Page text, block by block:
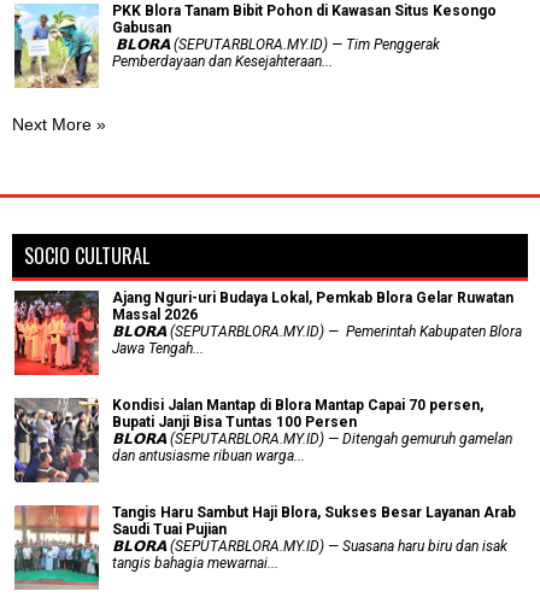
PKK Blora Tanam Bibit Pohon di Kawasan Situs Kesongo
Gabusan
‎ 𝗕𝗟𝗢𝗥𝗔 (SEPUTARBLORA.MY.ID) — Tim Penggerak
Pemberdayaan dan Kesejahteraan...
Next More »
SOCIO CULTURAL
Ajang Nguri-uri Budaya Lokal, Pemkab Blora Gelar Ruwatan
Massal 2026
𝗕𝗟𝗢𝗥𝗔 (SEPUTARBLORA.MY.ID) — Pemerintah Kabupaten Blora
Jawa Tengah...
Kondisi Jalan Mantap di Blora Mantap Capai 70 persen,
Bupati Janji Bisa Tuntas 100 Persen
𝗕𝗟𝗢𝗥𝗔 (SEPUTARBLORA.MY.ID) — Ditengah gemuruh gamelan
dan antusiasme ribuan warga...
Tangis Haru Sambut Haji Blora, Sukses Besar Layanan Arab
Saudi Tuai Pujian
𝗕𝗟𝗢𝗥𝗔 (SEPUTARBLORA.MY.ID) — Suasana haru biru dan isak
tangis bahagia mewarnai...